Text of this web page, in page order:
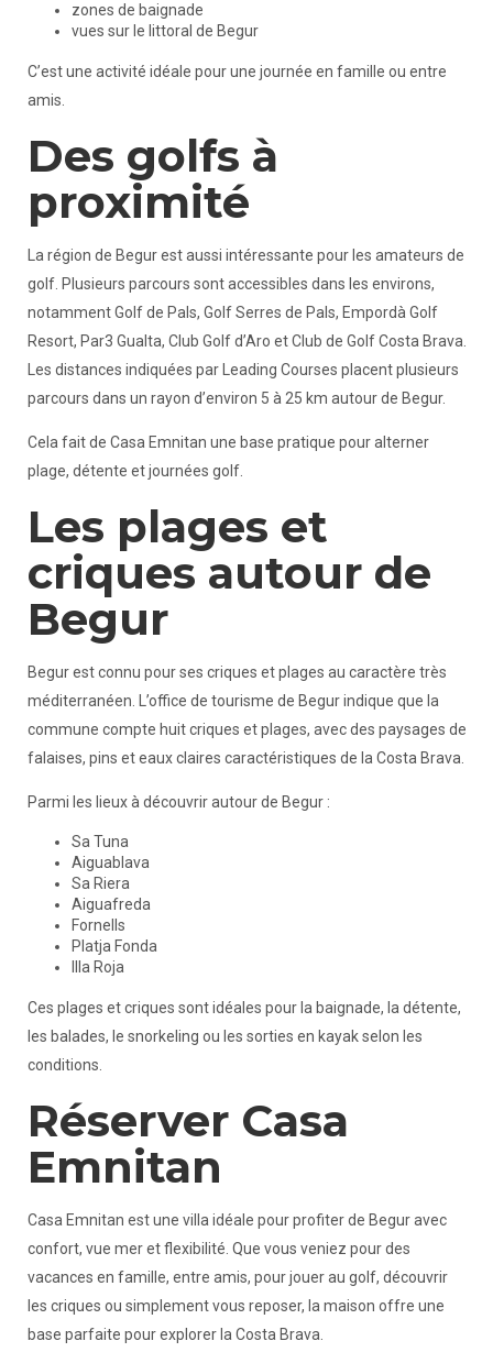
zones de baignade
vues sur le littoral de Begur
C’est une activité idéale pour une journée en famille ou entre
amis.
Des golfs à
proximité
La région de Begur est aussi intéressante pour les amateurs de
golf. Plusieurs parcours sont accessibles dans les environs,
notamment Golf de Pals, Golf Serres de Pals, Empordà Golf
Resort, Par3 Gualta, Club Golf d’Aro et Club de Golf Costa Brava.
Les distances indiquées par Leading Courses placent plusieurs
parcours dans un rayon d’environ 5 à 25 km autour de Begur.
Cela fait de Casa Emnitan une base pratique pour alterner
plage, détente et journées golf.
Les plages et
criques autour de
Begur
Begur est connu pour ses criques et plages au caractère très
méditerranéen. L’office de tourisme de Begur indique que la
commune compte huit criques et plages, avec des paysages de
falaises, pins et eaux claires caractéristiques de la Costa Brava.
Parmi les lieux à découvrir autour de Begur :
Sa Tuna
Aiguablava
Sa Riera
Aiguafreda
Fornells
Platja Fonda
Illa Roja
Ces plages et criques sont idéales pour la baignade, la détente,
les balades, le snorkeling ou les sorties en kayak selon les
conditions.
Réserver Casa
Emnitan
Casa Emnitan est une villa idéale pour profiter de Begur avec
confort, vue mer et flexibilité. Que vous veniez pour des
vacances en famille, entre amis, pour jouer au golf, découvrir
les criques ou simplement vous reposer, la maison offre une
base parfaite pour explorer la Costa Brava.